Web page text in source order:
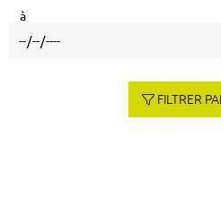
à
FILTRER